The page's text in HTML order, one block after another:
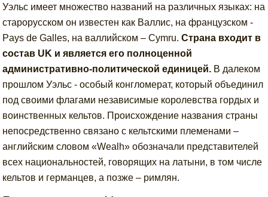
Уэльс имеет множество названий на различных языках: на
старорусском он известен как Валлис, на французском -
Pays de Galles, на валлийском – Cymru.Страна входит в
состав UK и является его полноценной
административно-политической единицей. В далеком
прошлом Уэльс - особый конгломерат, который объединил
под своими флагами независимые королевства гордых и
воинственных кельтов. Происхождение названия страны
непосредственно связано с кельтскими племенами –
английским словом «Wealh» обозначали представителей
всех национальностей, говорящих на латыни, в том числе
кельтов и германцев, а позже – римлян.